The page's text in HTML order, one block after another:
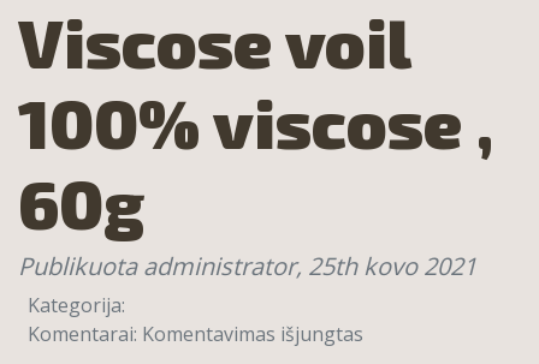
Viscose voil
100% viscose ,
60g
Publikuota administrator, 25th kovo 2021
Kategorija:
Komentarai: Komentavimas išjungtas